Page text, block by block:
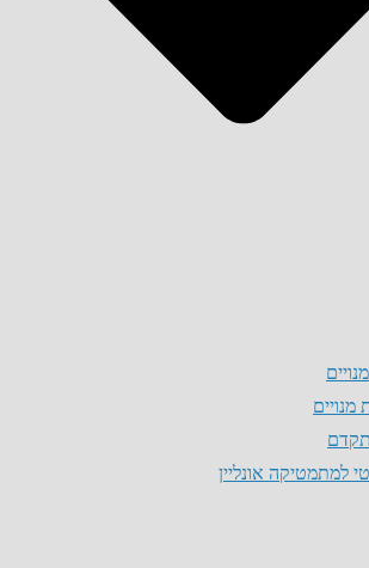
למתמטיקה אונליין